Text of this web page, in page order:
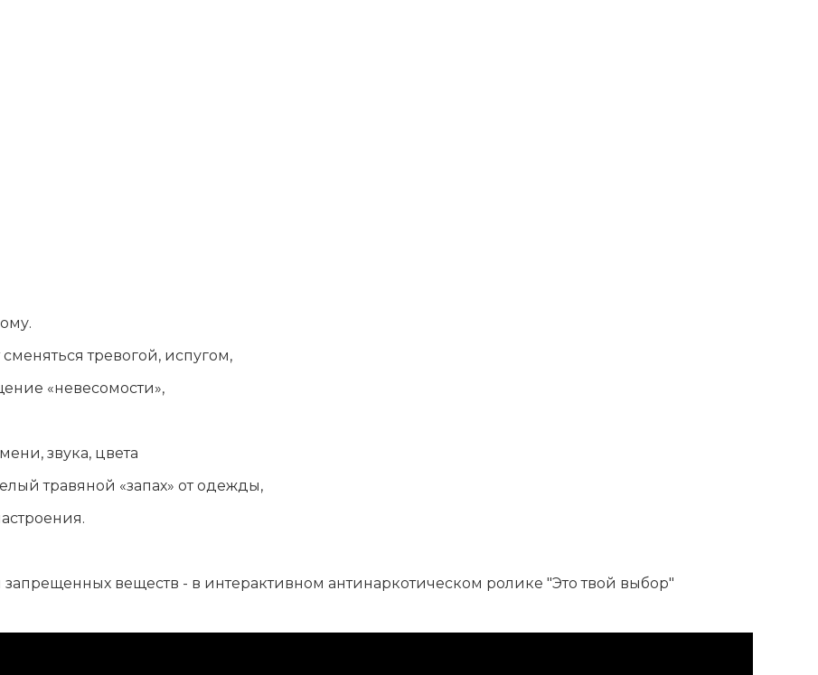
тревогой, испугом,
«невесомости»,
звука, цвета
травяной «запах» от одежды,
веществ - в интерактивном антинаркотическом ролике "Это твой выбор"